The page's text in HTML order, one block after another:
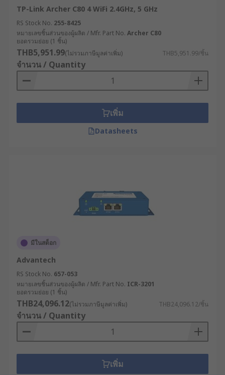
ประเมินสภาพแวดล้อมการใช้งาน : พิจารณาว่า
เราเตอร์จะถูกติดตั้งในสภาพแวดล้อมแบบใด มี
ความเสี่ยงต่อความร้อน ความชื้น ฝุ่น หรือการ
สั่นสะเทือนหรือไม่ เพื่อเลือกเราเตอร์ที่มีระดับ
การป้องกัน (IP Rating) ที่เหมาะสม
วิเคราะห์ความต้องการด้านการเชื่อมต่อ :
ประเมินว่าต้องการเชื่อมต่อผ่านช่องทางใดบ้าง
ๆ และต้องการระบบสำรองหรือไม่
กำหนดความต้องการด้านแบนด์วิดท์ : คำนวณ
ปริมาณข้อมูลที่จะถูกส่งผ่านอุปกรณ์เครือข่าย
เช่น VPN, Firewall, การเข้ารหัสข้อมูล หรือ
ระบบตรวจจับและป้องกันการบุกรุก
ระบบของคุณใช้โปรโตคอลเฉพาะทาง
UA ควรเลือกโมเด็ม WiFi ที่รองรับหรือสามารถ
ปรับแต่งให้ทำงานร่วมกันได้
คำนึงถึงความง่ายในการบริหารจัดการ :
พิจารณาว่าเราเตอร์มีระบบบริหารจัดการที่ใช้
งานง่ายหรือไม่ สามารถจัดการผ่านเว็บอินเท
อร์เฟซหรือซอฟต์แวร์จัดการแบบรวมศูนย์ได้หรือ
ไม่
ประเมินความคุ้มค่าในระยะยาว : นอกจากราคา
ซื้อแล้ว ควรพิจารณาต้นทุนการใช้งานตลอดอายุ
TP-Link Archer C80 4 WiFi 2.4GHz, 5 GHz
RS Stock No. 255-8425
หมายเลขชิ้นส่วนของผู้ผลิต / Mfr. Part No. Archer C80
ยอดรวมย่อย (1 ชิ้น)
THB5,951.99(ไม่รวมภาษีมูลค่าเพิ่ม) THB5,951.99/ชิ้น
จำนวน / Quantity
เพิ่ม
Datasheets
มีในสต็อก
Advantech
RS Stock No. 657-053
หมายเลขชิ้นส่วนของผู้ผลิต / Mfr. Part No. ICR-3201
ยอดรวมย่อย (1 ชิ้น)
THB24,096.12(ไม่รวมภาษีมูลค่าเพิ่ม) THB24,096.12/ชิ้น
จำนวน / Quantity
เพิ่ม